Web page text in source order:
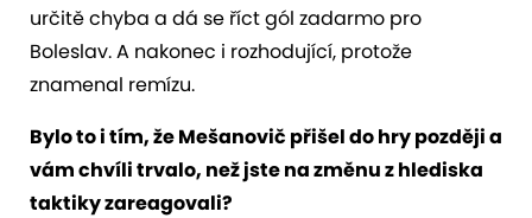
určitě chyba a dá se říct gól zadarmo pro
Boleslav. A nakonec i rozhodující, protože
znamenal remízu.
Bylo to i tím, že Mešanovič přišel do hry později a
vám chvíli trvalo, než jste na změnu z hlediska
taktiky zareagovali?